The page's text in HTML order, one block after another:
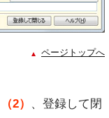
ページトップへ
（2）
、登録して閉